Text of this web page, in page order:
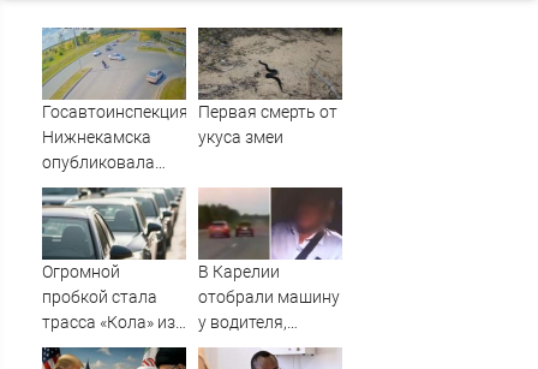
Госавтоинспекция
Нижнекамска
опубликовала
видео жесткого
ДТП с участием
питбайкера
07/08/2026 –
Новости
Первая смерть от
укуса змеи
Огромной
пробкой стала
трасса «Кола» из-
за завалившейся
В Карелии
отобрали машину
у водителя,
который петлял